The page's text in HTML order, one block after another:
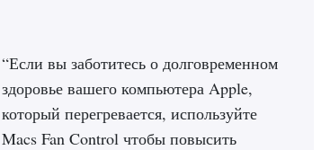
“Если вы заботитесь о долговременном
здоровье вашего компьютера Apple,
который перегревается, используйте
Macs Fan Control чтобы повысить